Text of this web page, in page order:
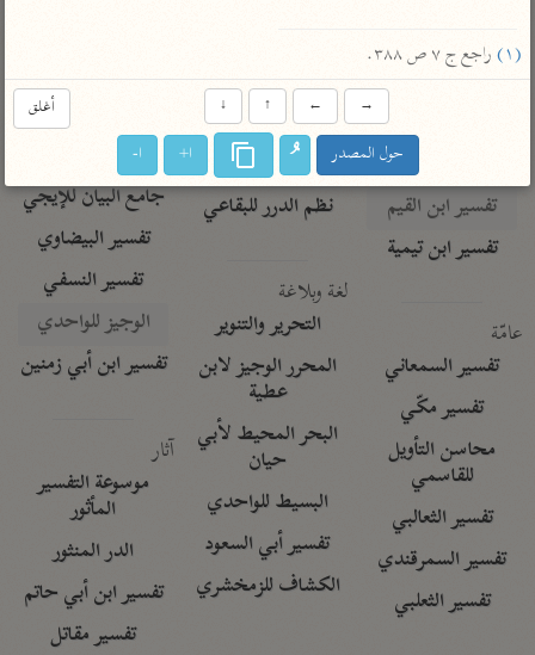
تفسير ابن الجوزي
تفسير الماوردي
تفسير ابن القيم
تفسير ابن تيمية
عامّة
تفسير السمعاني
تفسير مكّي
محاسن التأويل
للقاسمي
تفسير الثعالبي
تفسير السمرقندي
تفسير الثعلبي
أخرى
أضواء البيان
نظم الدرر للبقاعي
لغة وبلاغة
التحرير والتنوير
المحرر الوجيز لابن
عطية
البحر المحيط لأبي
حيان
البسيط للواحدي
تفسير أبي السعود
الكشاف للزمخشري
مركَّزة العبارة
تفسير الجلالين
جامع البيان للإيجي
تفسير البيضاوي
تفسير النسفي
الوجيز للواحدي
تفسير ابن أبي زمنين
آثار
موسوعة التفسير
المأثور
الدر المنثور
تفسير ابن أبي حاتم
تفسير مقاتل
(١) راجع ج ٧ ص ٣٨٨.
أغلق →
←
↑
↓
حول المصدر ا+ ا-